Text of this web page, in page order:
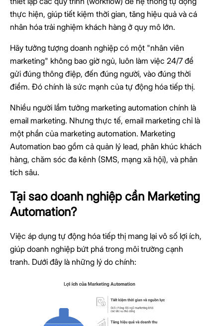
thực hiện, giúp tiết kiệm thời gian, tăng hiệu quả và cá
nhân hóa trải nghiệm khách hàng ở quy mô lớn.
Hãy tưởng tượng doanh nghiệp có một "nhân viên
marketing" không bao giờ ngủ, luôn làm việc 24/7 để
gửi đúng thông điệp, đến đúng người, vào đúng thời
điểm. Đó chính là sức mạnh của tự động hóa tiếp thị.
Nhiều người lầm tưởng marketing automation chính là
email marketing. Nhưng thực tế, email marketing chỉ là
một phần của marketing automation. Marketing
Automation bao gồm cả quản lý lead, phân khúc khách
hàng, chăm sóc đa kênh (SMS, mạng xã hội), và phân
tích sâu.
Tại sao doanh nghiệp cần Marketing
Automation?
Việc áp dụng tự động hóa tiếp thị mang lại vô số lợi ích,
giúp doanh nghiệp bứt phá trong môi trường cạnh
tranh. Dưới đây là những lý do chính: